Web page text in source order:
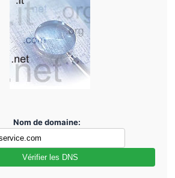
Nom de domaine:
Vérifier les DNS